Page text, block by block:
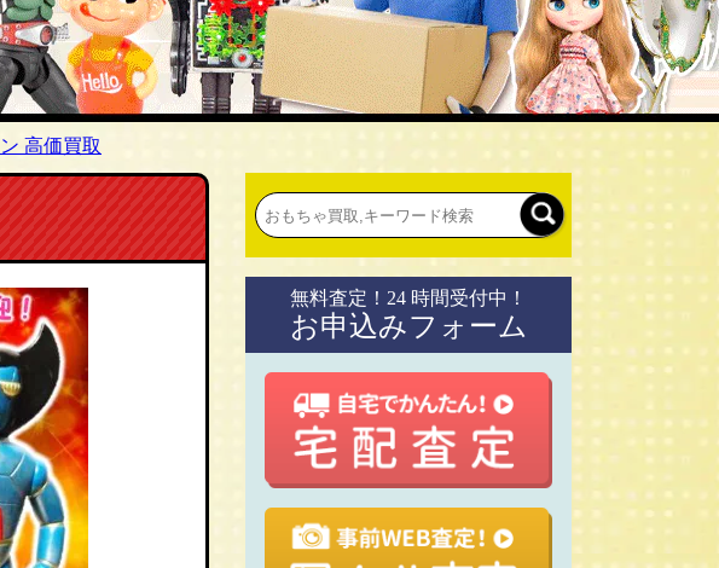
高価買取
無料査定！24 時間受付中！
お申込みフォーム